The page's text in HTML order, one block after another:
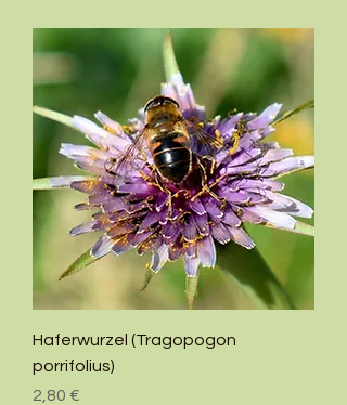
Haferwurzel (Tragopogon
porrifolius)
Preis
2,80 €